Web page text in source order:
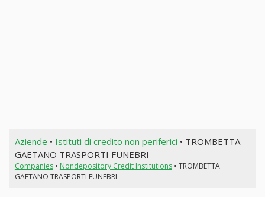
Aziende • Istituti di credito non periferici • TROMBETTA
GAETANO TRASPORTI FUNEBRI
Companies• Nondepository Credit Institutions• TROMBETTA
GAETANO TRASPORTI FUNEBRI